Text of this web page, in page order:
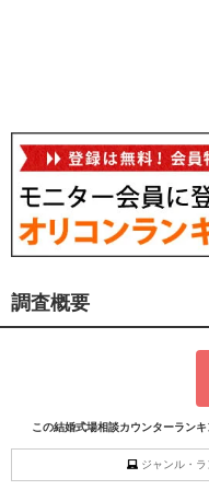
調査概要
この結婚式場相談カウンターラン
ジャンル・